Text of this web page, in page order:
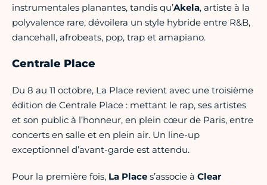
instrumentales planantes, tandis qu’Akela, artiste à la
polyvalence rare, dévoilera un style hybride entre R&B,
dancehall, afrobeats, pop, trap et amapiano.
Centrale Place
Du 8 au 11 octobre, La Place revient avec une troisième
édition de Centrale Place : mettant le rap, ses artistes
et son public à l’honneur, en plein cœur de Paris, entre
concerts en salle et en plein air. Un line-up
exceptionnel d’avant-garde est attendu.
Pour la première fois, La Place s’associe à Clear